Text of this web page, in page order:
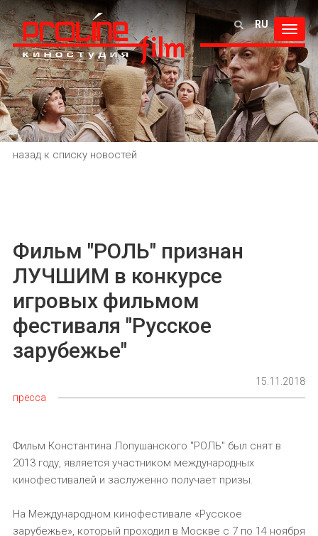
RU
назад к списку новостей
Фильм "РОЛЬ" признан
ЛУЧШИМ в конкурсе
игровых фильмом
фестиваля "Русское
зарубежье"
15.11.2018
пресса
Фильм Константина Лопушанского "РОЛЬ" был снят в
2013 году, является участником международных
кинофестивалей и заслуженно получает призы.
На Международном кинофестивале «Русское
зарубежье», который проходил в Москве с 7 по 14 ноября